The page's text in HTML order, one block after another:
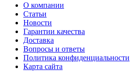
О компании
Статьи
Новости
Гарантии качества
Доставка
Вопросы и ответы
Политика конфиденциальности
Карта сайта